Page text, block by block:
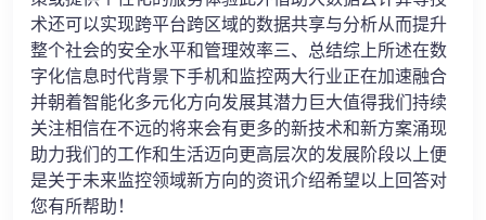
术还可以实现跨平台跨区域的数据共享与分析从而提升
整个社会的安全水平和管理效率三、总结综上所述在数
字化信息时代背景下手机和监控两大行业正在加速融合
并朝着智能化多元化方向发展其潜力巨大值得我们持续
关注相信在不远的将来会有更多的新技术和新方案涌现
助力我们的工作和生活迈向更高层次的发展阶段以上便
是关于未来监控领域新方向的资讯介绍希望以上回答对
您有所帮助！